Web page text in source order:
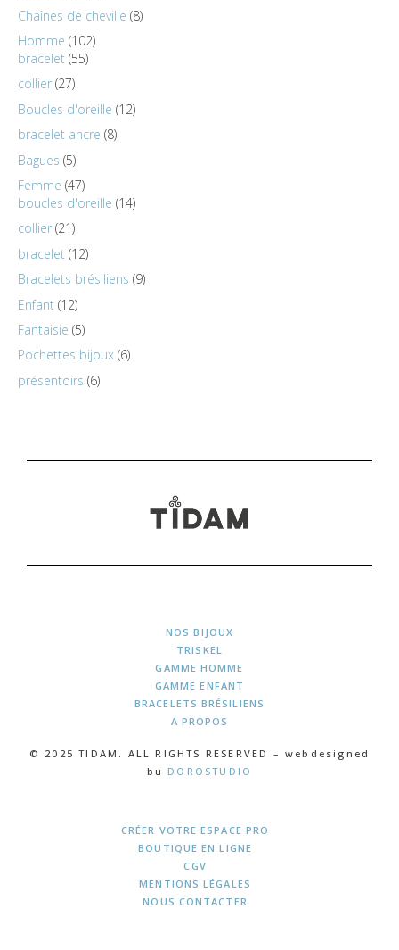
Chaînes de cheville 8
Homme 102
bracelet 55
collier 27
Boucles d'oreille 12
bracelet ancre 8
Bagues 5
Femme 47
boucles d'oreille 14
collier 21
bracelet 12
Bracelets brésiliens 9
Enfant 12
Fantaisie 5
Pochettes bijoux 6
présentoirs 6
NOS BIJOUX
TRISKEL
GAMME HOMME
GAMME ENFANT
BRACELETS BRÉSILIENS
A PROPOS
© 2025 TIDAM. ALL RIGHTS RESERVED – webdesigned
bu DOROSTUDIO
CRÉER VOTRE ESPACE PRO
BOUTIQUE EN LIGNE
CGV
MENTIONS LÉGALES
NOUS CONTACTER